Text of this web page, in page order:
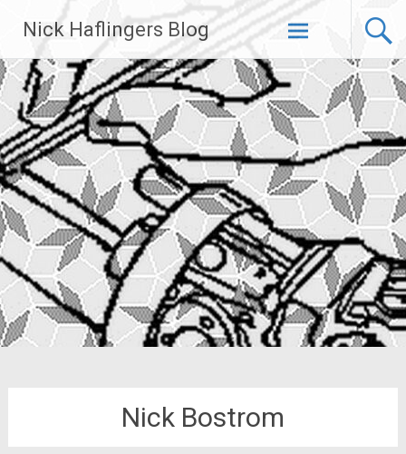
Inhalt
springen
Nick Haflingers Blog
Nick Bostrom